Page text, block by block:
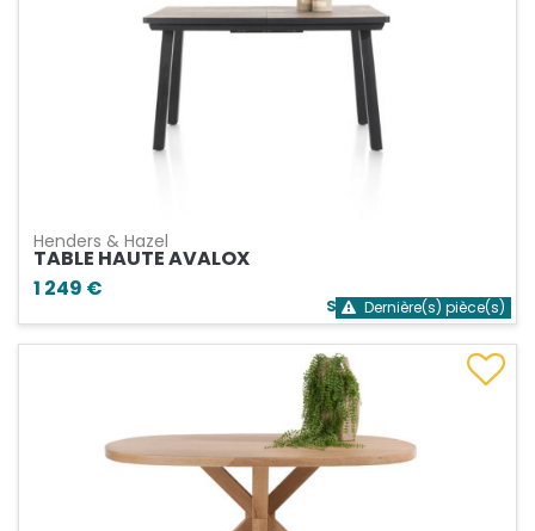
Henders & Hazel
TABLE HAUTE AVALOX
1 249 €
Stock bientôt épuisé
Dernière(s) pièce(s)